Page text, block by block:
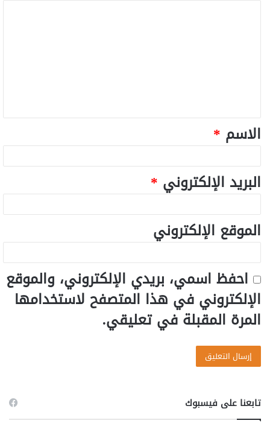
الاسم *
البريد الإلكتروني *
الموقع الإلكتروني
احفظ اسمي، بريدي الإلكتروني، والموقع
الإلكتروني في هذا المتصفح لاستخدامها
المرة المقبلة في تعليقي.
تابعنا على فيسبوك